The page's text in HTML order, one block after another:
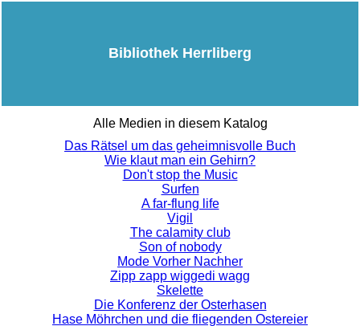
Bibliothek Herrliberg
Alle Medien in diesem Katalog
Das Rätsel um das geheimnisvolle Buch
Wie klaut man ein Gehirn?
Don't stop the Music
Surfen
A far-flung life
Vigil
The calamity club
Son of nobody
Mode Vorher Nachher
Zipp zapp wiggedi wagg
Skelette
Die Konferenz der Osterhasen
Hase Möhrchen und die fliegenden Ostereier